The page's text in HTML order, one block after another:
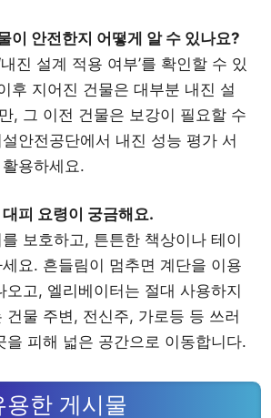
이 안전한지 어떻게 알 수 있나요?
진 설계 적용 여부’를 확인할 수 있
후 지어진 건물은 대부분 내진 설
, 그 이전 건물은 보강이 필요할 수
안전공단에서 내진 성능 평가 서
용하세요.
피 요령이 궁금해요.
보호하고, 튼튼한 책상이나 테이
요. 흔들림이 멈추면 계단을 이용
오고, 엘리베이터는 절대 사용하지
건물 주변, 전신주, 가로등 등 쓰러
을 피해 넓은 공간으로 이동합니다.
한 게시물